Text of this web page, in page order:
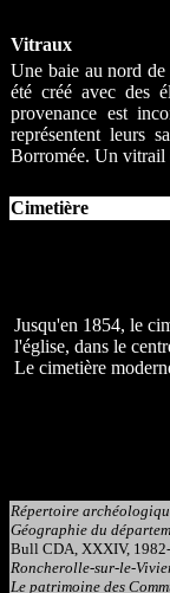
Vitraux
Une baie au nord
été créé avec des
provenance est
représentent leurs
Borromée. Un vitrail
Cimetière
Jusqu'en 1854, le
l'église, dans le
Le cimetière
Répertoire
Géographie du
Bull CDA, XXXIV,
Roncherolle-sur-le-
Le patrimoine des